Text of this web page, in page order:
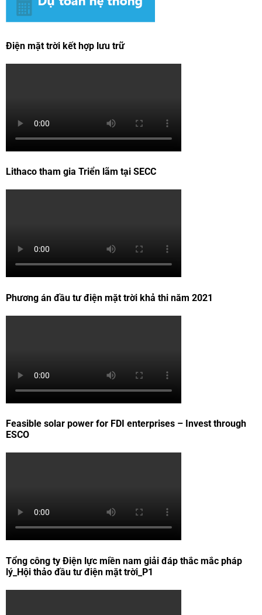
Điện mặt trời kết hợp lưu trữ
Lithaco tham gia Triển lãm tại SECC
Phương án đầu tư điện mặt trời khả thi năm 2021
Feasible solar power for FDI enterprises – Invest through
ESCO
Tổng công ty Điện lực miền nam giải đáp thắc mắc pháp
lý_Hội thảo đầu tư điện mặt trời_P1